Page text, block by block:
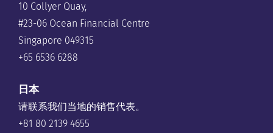
10 Collyer Quay,
#23-06 Ocean Financial Centre
Singapore 049315
+65 6536 6288
日本
请联系我们当地的销售代表。
+81 80 2139 4655